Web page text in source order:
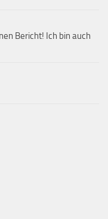
Bericht! Ich bin auch